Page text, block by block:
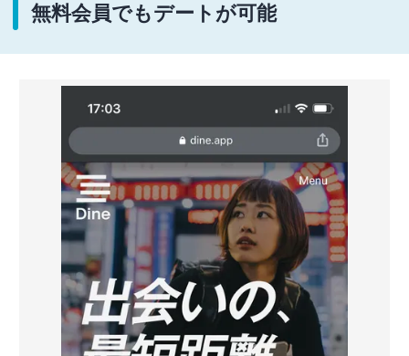
無料会員でもデートが可能